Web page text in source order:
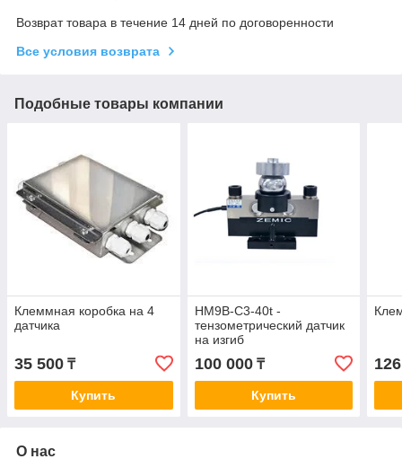
Возврат товара в течение 14 дней по договоренности
Все условия возврата
Подобные товары компании
Клеммная коробка на 4
датчика
35 500 ₸
Купить
HM9B-C3-40t -
тензометрический датчик
на изгиб
100 000₸
Купить
О нас